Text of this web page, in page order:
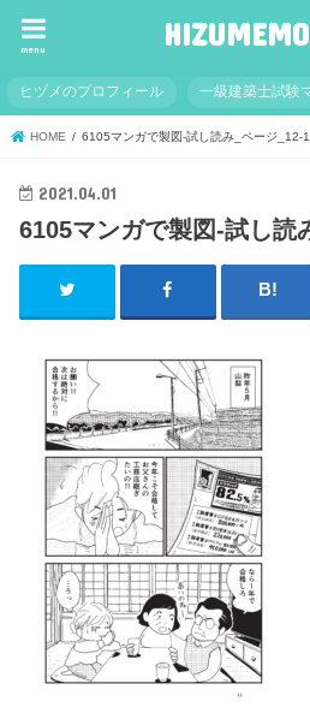
menu
ヒヅメのプロフィール 一級建築士試験
HOME 6105マンガで製図-試し読み_ページ_12-1
2021.04.01
6105マンガで製図-試し読